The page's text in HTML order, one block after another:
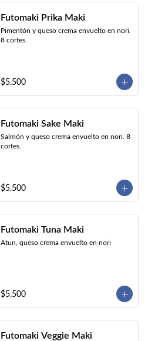
Futomaki Prika Maki
Pimentón y queso crema envuelto en nori.
8 cortes.
$5.500
Futomaki Sake Maki
Salmón y queso crema envuelto en nori. 8
cortes.
$5.500
Futomaki Tuna Maki
Atun, queso crema envuelto en nori
$5.500
Futomaki Veggie Maki